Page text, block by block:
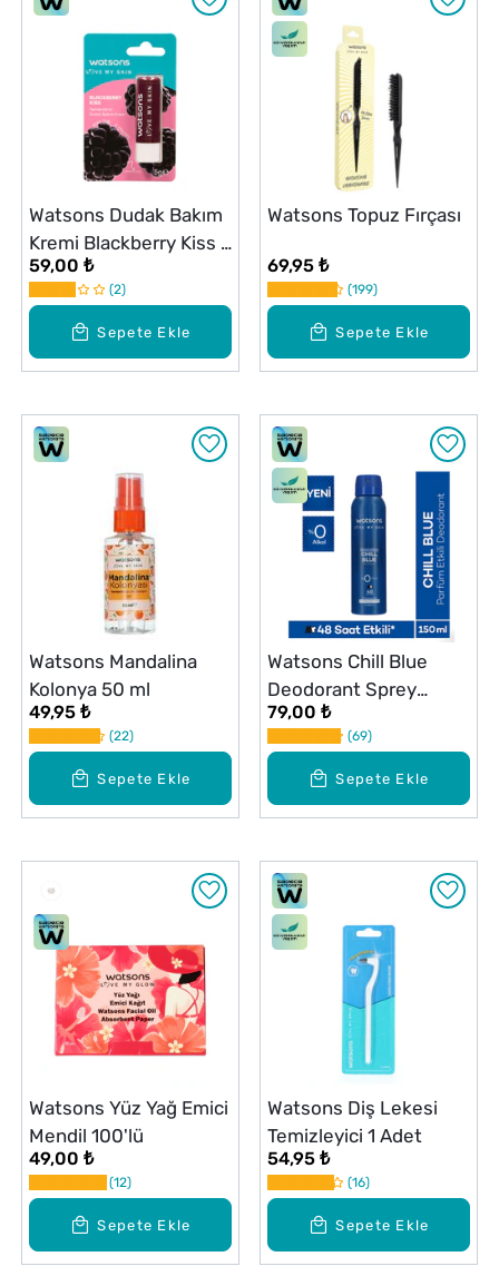
Sepete Ekle
Watsons Dudak Bakım
Kremi Blackberry Kiss 5
g
59,00 ₺
2
Sepete Ekle
Watsons Topuz Fırçası
69,95 ₺
199
Sepete Ekle
Watsons Mandalina
Kolonya 50 ml
49,95 ₺
22
Sepete Ekle
Watsons Chill Blue
Deodorant Sprey
Pudralı 150 ml
79,00 ₺
69
Sepete Ekle
Watsons Yüz Yağ Emici
Mendil 100'lü
49,00 ₺
12
Sepete Ekle
Watsons Diş Lekesi
Temizleyici 1 Adet
54,95 ₺
16